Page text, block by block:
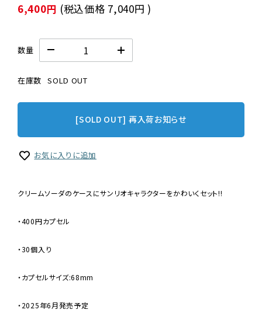
6,400円 (税込価格 7,040円 )
数量
在庫数 SOLD OUT
[SOLD OUT] 再入荷お知らせ
お気に入りに追加
クリームソーダのケースにサンリオキャラクターをかわいくセット!!
・400円カプセル
・30個入り
・カプセルサイズ:68mm
・2025年6月発売予定